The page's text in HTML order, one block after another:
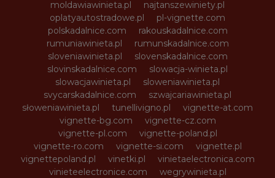
moldawiawinieta.pl
najtanszewiniety.pl
oplatyautostradowe.pl
pl-vignette.com
polskadalnice.com
rakouskadalnice.com
rumuniawinieta.pl
rumunskadalnice.com
sloveniawinieta.pl
slovenskadalnice.com
slovinskadalnice.com
slowacja-winieta.pl
slowacjawinieta.pl
sloweniawinieta.pl
svycarskadalnice.com
szwajcariawinieta.pl
słoweniawinieta.pl
tunellivigno.pl
vignette-at.com
vignette-bg.com
vignette-cz.com
vignette-pl.com
vignette-poland.pl
vignette-ro.com
vignette-si.com
vignette.pl
vignettepoland.pl
vinetki.pl
vinietaelectronica.com
vinieteelectronice.com
wegrywinieta.pl